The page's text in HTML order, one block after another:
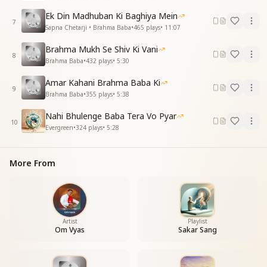
ऐसा बार बार है ऐसा बार बार है
ऐसा बार बार है ऐसा बार बार है
7
Ek Din Madhuban Ki Baghiya Mein
Sapna Chetarji • Brahma Baba•465 plays• 11:07
8
Brahma Mukh Se Shiv Ki Vani
Brahma Baba•432 plays• 5:30
9
Amar Kahani Brahma Baba Ki
Brahma Baba•355 plays• 5:38
10
Nahi Bhulenge Baba Tera Vo Pyar
Evergreen•324 plays• 5:28
More From
Artist
Om Vyas
Playlist
Sakar Sang